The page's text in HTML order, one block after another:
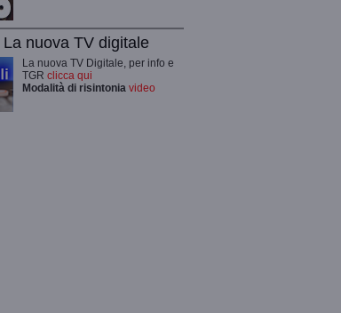
nuova TV digitale
La nuova TV Digitale, per info e
TGR clicca qui
Modalità di risintonia video